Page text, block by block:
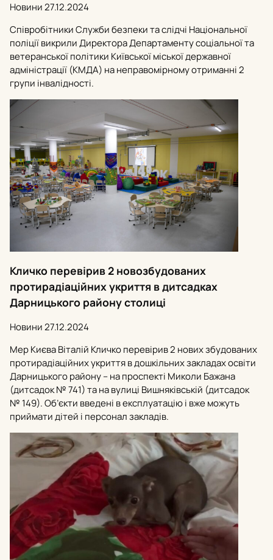
Новини27.12.2024
Співробітники Служби безпеки та слідчі Національної
поліції викрили Директора Департаменту соціальної та
ветеранської політики Київської міської державної
адміністрації (КМДА) на неправомірному отриманні 2
групи інвалідності.
Кличко перевірив 2 новозбудованих
протирадіаційних укриття в дитсадках
Дарницького району столиці
Новини27.12.2024
Мер Києва Віталій Кличко перевірив 2 нових збудованих
протирадіаційних укриття в дошкільних закладах освіти
Дарницького району – на проспекті Миколи Бажана
(дитсадок № 741) та на вулиці Вишняківській (дитсадок
№ 149). Об’єкти введені в експлуатацію і вже можуть
приймати дітей і персонал закладів.